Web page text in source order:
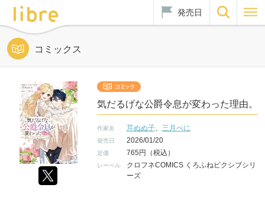
発売日
コミックス
気だるげな公爵令息が変わった理由。
作家名 芹ぬぬ子、 三月べに
発売日 2026/01/20
定価 765円（税込）
レーベル
クロフネCOMICS くろふねピクシブシリ
ーズ